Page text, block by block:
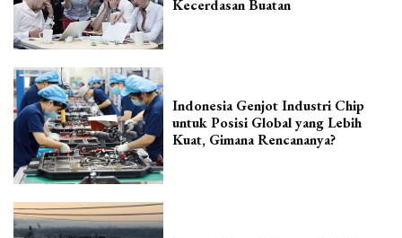
Kecerdasan Buatan
Indonesia Genjot Industri Chip
untuk Posisi Global yang Lebih
Kuat, Gimana Rencananya?